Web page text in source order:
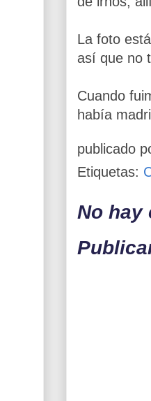
La foto
así que no
Cuando
había
publicado
Etiquetas:
No hay